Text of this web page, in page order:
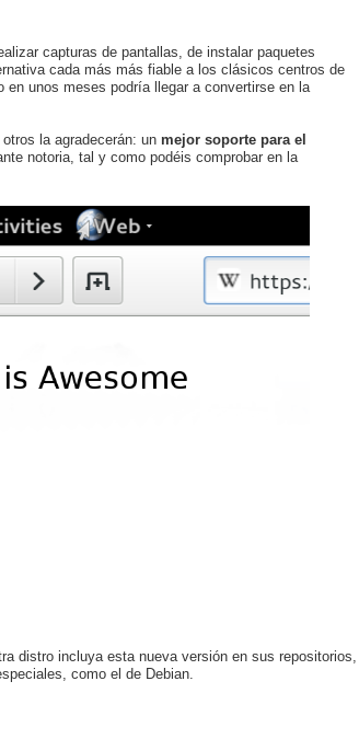
capturas de pantallas, de instalar paquetes
cada más más fiable a los clásicos centros de
unos meses podría llegar a convertirse en la
la agradecerán: un mejor soporte para el
notoria, tal y como podéis comprobar en la
distro incluya esta nueva versión en sus repositorios,
como el de Debian.